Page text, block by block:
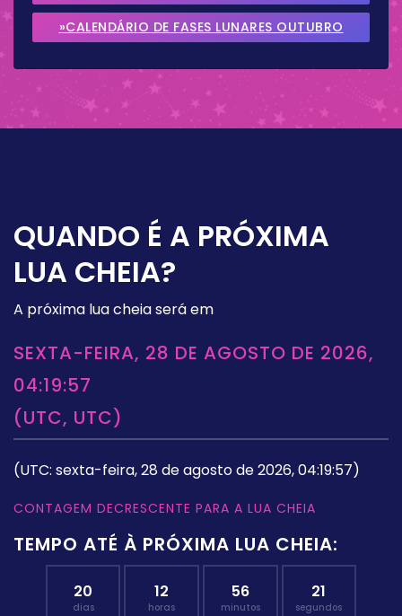
2026
»CALENDÁRIO DE FASES LUNARES OUTUBRO
QUANDO É A PRÓXIMA
LUA CHEIA?
A próxima lua cheia será em
SEXTA-FEIRA, 28 DE AGOSTO DE 2026,
04:19:57
(UTC, UTC)
(UTC: sexta-feira, 28 de agosto de 2026, 04:19:57)
CONTAGEM DECRESCENTE PARA A LUA CHEIA
TEMPO ATÉ À PRÓXIMA LUA CHEIA:
20
dias
12
horas
56
minutos
20
segundos